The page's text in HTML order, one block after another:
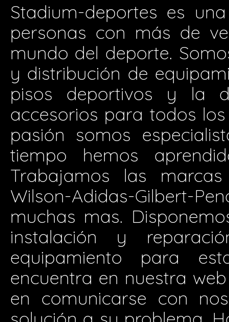
Stadium-deportes es
personas con más de
mundo del deporte.
y distribución de
pisos deportivos y la
accesorios para todos
pasión somos
tiempo hemos
Trabajamos las
Wilson-Adidas-
muchas mas.
instalación y
equipamiento para
encuentra en nuestra
en comunicarse con